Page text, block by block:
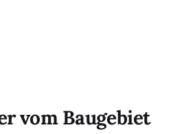
vom Baugebiet